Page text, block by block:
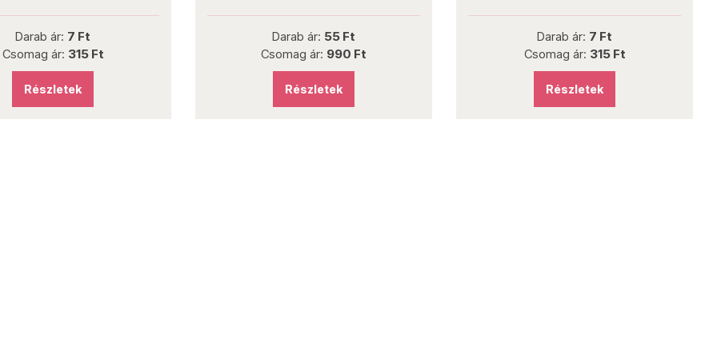
Darab ár: 7 Ft
Csomag ár: 315 Ft
Részletek
Darab ár: 55 Ft
Csomag ár: 990 Ft
Részletek
Darab ár: 7 Ft
Csomag ár: 315 Ft
Részletek